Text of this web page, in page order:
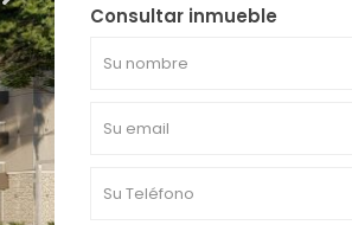
Consultar inmueble